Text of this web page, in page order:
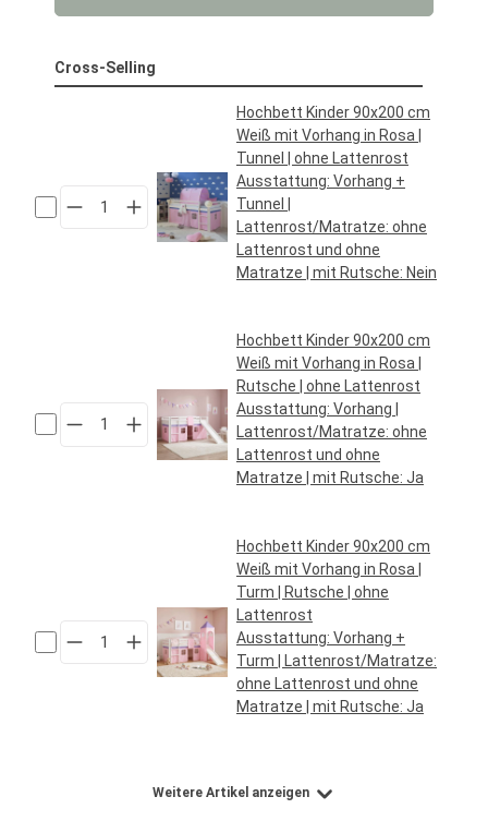
Cross-Selling
Hochbett Kinder 90x200 cm
Weiß mit Vorhang in Rosa |
Tunnel | ohne Lattenrost
Ausstattung: Vorhang +
Tunnel |
Lattenrost/Matratze: ohne
Lattenrost und ohne
Matratze | mit Rutsche: Nein
Hochbett Kinder 90x200 cm
Weiß mit Vorhang in Rosa |
Rutsche | ohne Lattenrost
Ausstattung: Vorhang
Lattenrost/Matratze: ohne
Lattenrost und ohne
Matratze
| mit Rutsche: Ja
Hochbett Kinder 90x200 cm
Weiß mit Vorhang in Rosa |
Turm | Rutsche | ohne
Lattenrost
Ausstattung: Vorhang +
Turm
| Lattenrost/Matratze:
ohne Lattenrost und ohne
Matratze
| mit Rutsche: Ja
Weitere Artikel anzeigen